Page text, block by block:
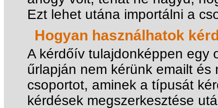
Ezt lehet utána importálni a
Hogyan használhatok
A kérdőív tulajdonképpen egy
űrlapján nem kérünk emailt
csoportot, aminek a típusát
kérdések megszerkesztése